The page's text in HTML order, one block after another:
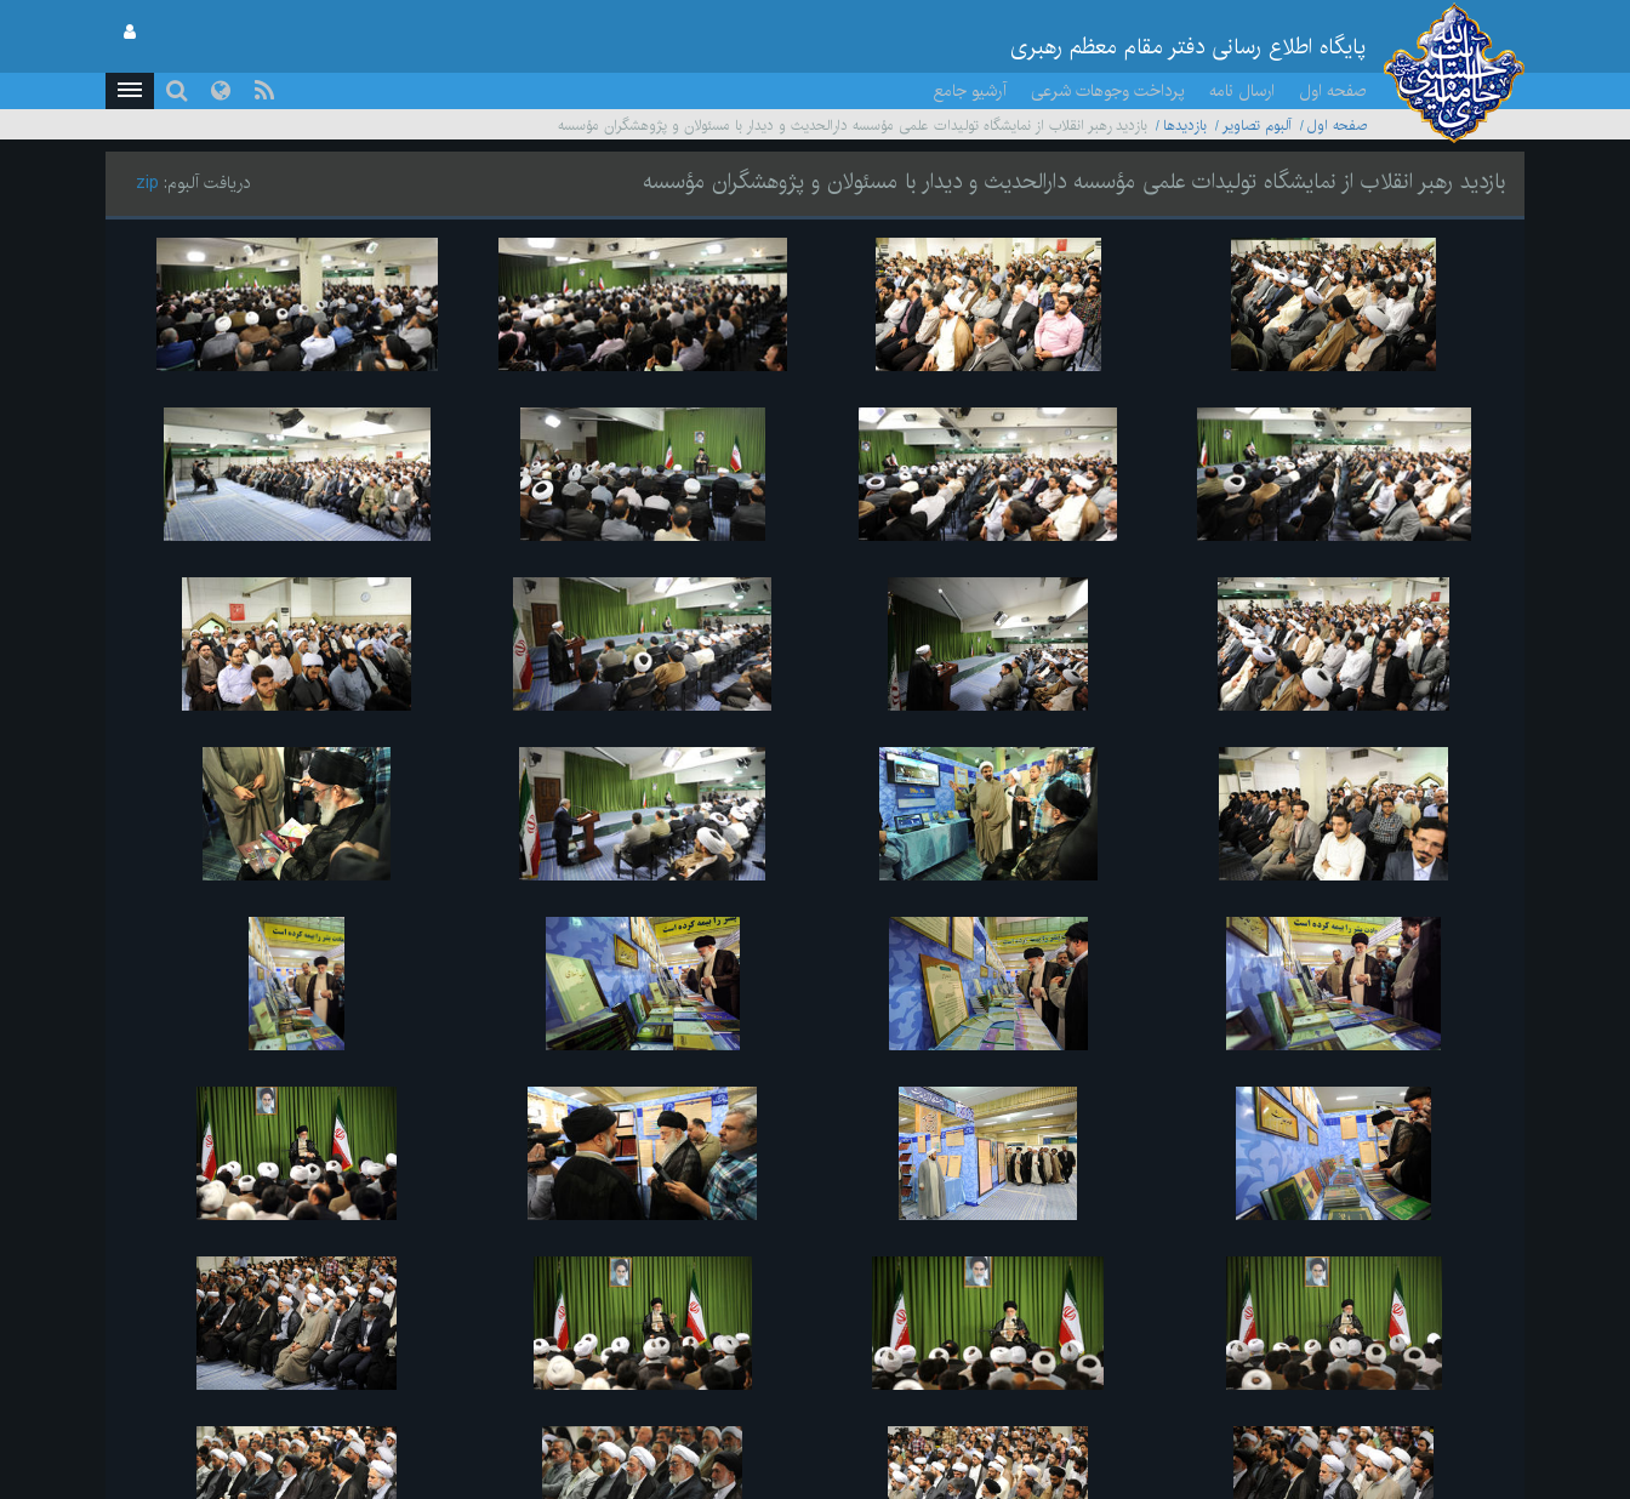
پایگاه اطلاع رسانی دفتر مقام معظم رهبری
صفحه اول ارسال نامه پرداخت وجوهات شرعی آرشیو جامع
صفحه اول آلبوم تصاویر بازديدها بازدید رهبر انقلاب از نمایشگاه تولیدات علمی مؤسسه دارالحدیث و دیدار با مسئولان و پژوهشگران مؤسسه
بازدید رهبر انقلاب از نمایشگاه تولیدات علمی مؤسسه دارالحدیث و دیدار با مسئولان و پژوهشگران مؤسسه دریافت آلبوم: zip